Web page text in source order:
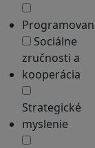
Sociálne
zručnosti a
kooperácia
Strategické
myslenie